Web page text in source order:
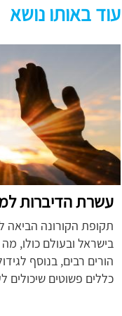
עוד באותו נושא
עשרת הדיברות
תקופת הקורונה הביאה
בישראל ובעולם כולו,
הורים רבים, בנוסף
כללים פשוטים שיכולים